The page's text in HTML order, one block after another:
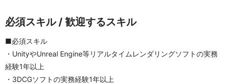
必須スキル / 歓迎するスキル
■必須スキル
・UnityやUnreal Engine等リアルタイムレンダリングソフトの実務
経験1年以上
・3DCGソフトの実務経験1年以上